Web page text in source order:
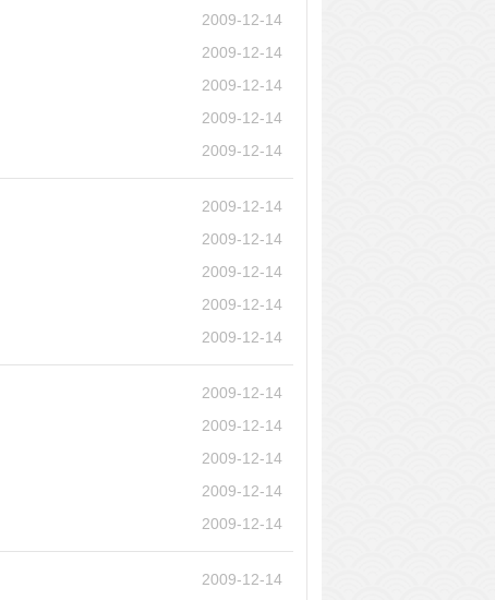
2009-12-14
2009-12-14
2009-12-14
2009-12-14
2009-12-14
2009-12-14
2009-12-14
2009-12-14
2009-12-14
2009-12-14
2009-12-14
2009-12-14
2009-12-14
2009-12-14
2009-12-14
2009-12-14